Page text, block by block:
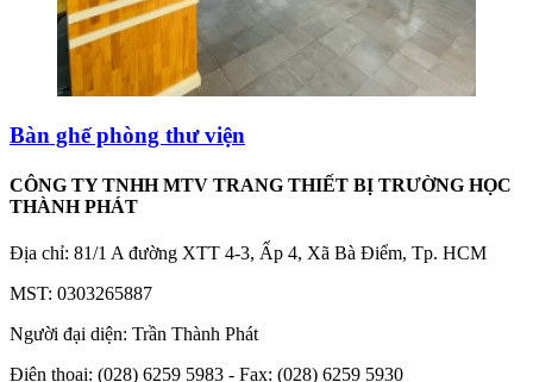
Bàn ghế phòng thư viện
CÔNG TY TNHH MTV TRANG THIẾT BỊ TRƯỜNG HỌC
THÀNH PHÁT
Địa chỉ: 81/1 A đường XTT 4-3, Ấp 4, Xã Bà Điểm, Tp. HCM
MST: 0303265887
Người đại diện: Trần Thành Phát
Điện thoại: (028) 6259 5983 - Fax: (028) 6259 5930